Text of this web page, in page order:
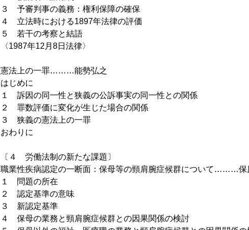
３ 予審判事の義務：権利保障の確保
４ 立法時における1897年法律の評価
５ 若干の考察と結語
〈1987年12月8日法律〉
憲法上の一罪………能勢弘之
はじめに
１ 訴因の同一性と狭義の公訴事実の同一性との関係
２ 罪数評価に変化が生じた場合の関係
３ 狭義の憲法上の一罪
おわりに
〔４ 労働法制の新たな課題〕
職業性疾病認定の一断面：保母等の頸肩腕症候群について………保
１ 問題の所在
２ 認定基準の意味
３ 新認定基準
４ 保母の業務と頸肩腕症候群との因果関係の検討